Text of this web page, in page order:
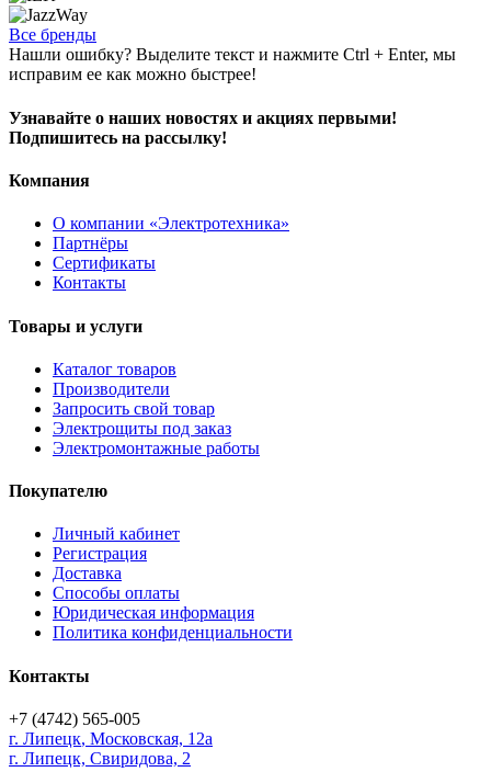
Все бренды
Нашли ошибку? Выделите текст и нажмите Ctrl + Enter, мы
исправим ее как можно быстрее!
Узнавайте о наших новостях и акциях первыми!
Подпишитесь на рассылку!
Компания
О компании «Электротехника»
Партнёры
Сертификаты
Контакты
Товары и услуги
Каталог товаров
Производители
Запросить свой товар
Электрощиты под заказ
Электромонтажные работы
Покупателю
Личный кабинет
Регистрация
Доставка
Способы оплаты
Юридическая информация
Политика конфиденциальности
Контакты
+7 (4742) 565-005
г. Липецк, Московская, 12а
г. Липецк, Свиридова, 2